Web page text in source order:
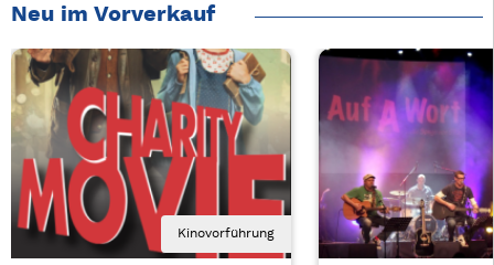
Neu im Vorverkauf
Kinovorführung